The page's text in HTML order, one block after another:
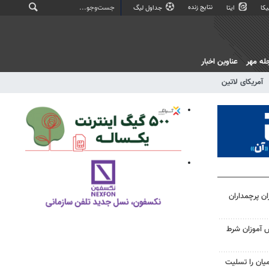
ایتا نتایج زنده جداول لیگ
آمریکای لاتین
مهر عناوین اخبار
پرچمداران
آموزان شرط
را تسلیت